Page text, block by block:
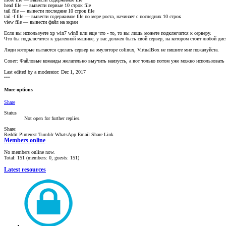
head file — вывести первые 10 строк file
tail file — вывести последние 10 строк file
tail -f file — вывести содержимое file по мере роста, начинает с последних 10 строк
view file — вывести файл на экран
Если вы используете xp win7 win8 или еще что - то, то вы лишь можете подключится к серверу.
Что бы подключится к удаленной машине, у вас должен быть свой сервер, на котором стоит любой
Люди которые пытаются сделать сервер на эмуляторе colinux, VirtualBox не пишите мне пожалуйста.
Совет: Файловые команды желательно выучить наизусть, а вот только потом уже можно использовать
Last edited by a moderator: Dec 1, 2017
•••
More options
Share
Status
Not open for further replies.
Share:
Reddit Pinterest Tumblr WhatsApp Email Share Link
Members online
No members online now.
Total: 151 (members: 0, guests: 151)
Latest resources